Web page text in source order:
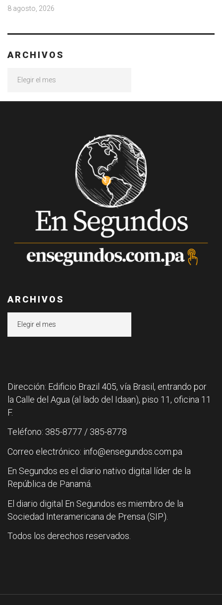
8 agosto, 2026
ARCHIVOS
ARCHIVOS
Dirección: Edificio Brazil 405, vía Brasil, entrando por
la Calle del Agua (al lado del Idaan), piso 11, oficina 11
F.
Teléfono: 385-8777 / 385-8778
Correo electrónico: info@ensegundos.com.pa
En Segundos es el diario nativo digital líder de la
República de Panamá.
El diario digital En Segundos es miembro de la
Sociedad Interamericana de Prensa (SIP).
Todos los derechos reservados.